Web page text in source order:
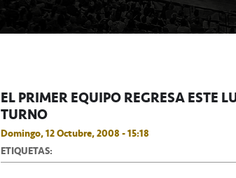
EL PRIMER EQUIPO REGRESA ESTE
TURNO
Domingo, 12 Octubre, 2008 - 15:18
ETIQUETAS: